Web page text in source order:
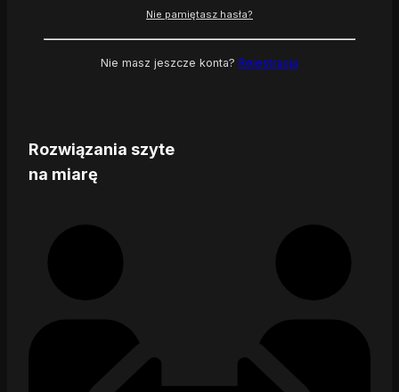
Rozwiązania szyte
na miarę
Nie pamiętasz hasła?
Nie masz jeszcze konta? Rejestracja